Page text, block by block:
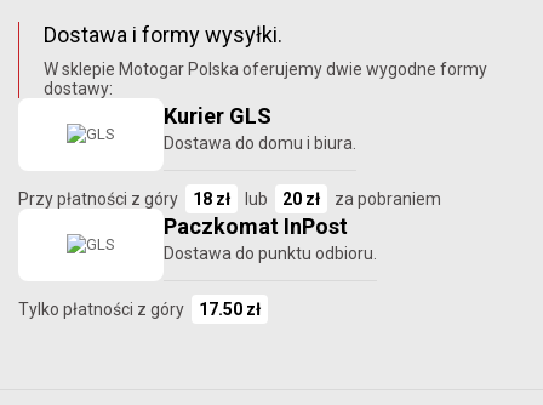
Dostawa i formy wysyłki.
W sklepie Motogar Polska oferujemy dwie wygodne formy
dostawy:
Kurier GLS
Dostawa do domu i biura.
Przy płatności z góry 18 zł lub 20 zł za pobraniem
Paczkomat InPost
Dostawa do punktu odbioru.
Tylko płatności z góry 17.50 zł